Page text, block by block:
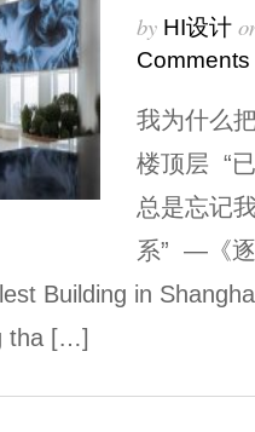
by HI设计
Comments
我为什么
楼顶层 “
总是忘记
系” —《
Building in
tha […]